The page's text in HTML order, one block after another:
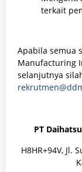
terkait
Apabila semua
Manufacturing
selanjutnya
PT
H8HR+94V, Jl.